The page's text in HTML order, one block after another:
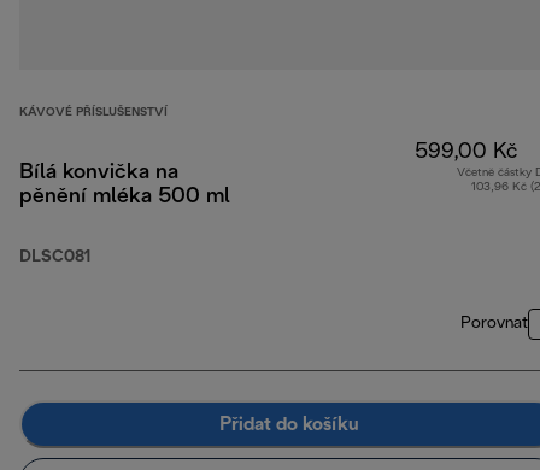
KÁVOVÉ PŘÍSLUŠENSTVÍ
Bílá konvička na
pěnění mléka 500 ml
DLSC081
599,00 Kč
Včetně částky
103,96 Kč
Porovnat
Přidat do košíku